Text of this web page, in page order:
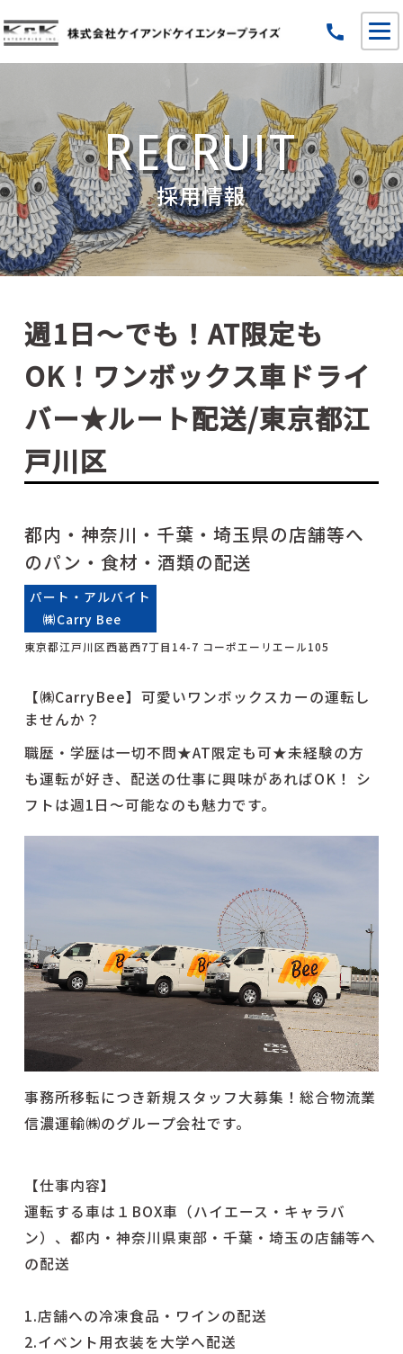
call
RECRUIT
採用情報
週1日～でも！AT限定も
OK！ワンボックス車ドライ
バー★ルート配送/東京都江
戸川区
都内・神奈川・千葉・埼玉県の店舗等へ
のパン・食材・酒類の配送
パート・アルバイト
㈱Carry Bee
東京都江戸川区西葛西7丁目14-7 コーポエーリエール105
【㈱CarryBee】可愛いワンボックスカーの運転し
ませんか？
職歴・学歴は⼀切不問★AT限定も可★未経験の⽅
も運転が好き、配送の仕事に興味があればOK！ シ
フトは週1日～可能なのも魅力です。
事務所移転につき新規スタッフ大募集！総合物流業
信濃運輸㈱のグループ会社です。
【仕事内容】
運転する車は１BOX車（ハイエース・キャラバ
ン）、都内・神奈川県東部・千葉・埼玉の店舗等へ
の配送
1.店舗への冷凍食品・ワインの配送
2.イベント用衣装を大学へ配送